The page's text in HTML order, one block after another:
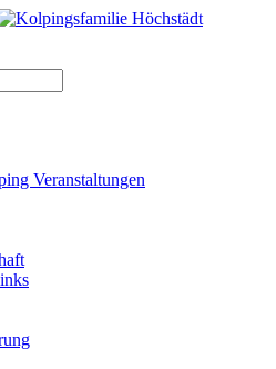
Veranstaltungen